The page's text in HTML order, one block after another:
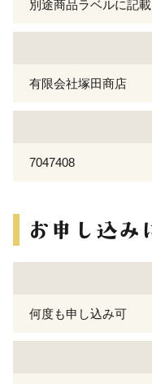
別途商品ラベルに記載
有限会社塚田商店
7047408
何度も申し込み可